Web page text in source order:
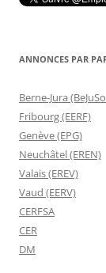
ANNONCES PAR
Berne-Jura
Fribourg (EERF)
Genève (EPG)
Neuchâtel (EREN)
Valais (EREV)
Vaud (EERV)
CERFSA
CER
DM